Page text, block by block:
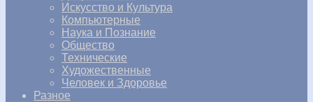
Искусство и Культура
Компьютерные
Наука и Познание
Общество
Технические
Художественные
Человек и Здоровье
Разное